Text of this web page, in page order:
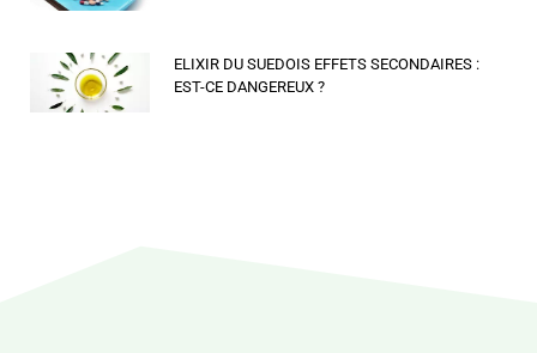
ELIXIR DU SUEDOIS EFFETS SECONDAIRES :
EST-CE DANGEREUX ?